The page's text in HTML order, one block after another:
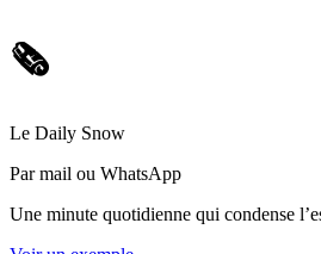
🗞️
Le Daily Snow
Par mail ou WhatsApp
Une minute quotidienne qui condense